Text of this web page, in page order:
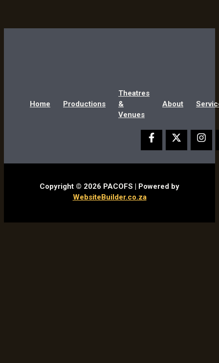
Home Productions
Theatres
&
Venues
About
Copyright © 2026 PACOFS | Powered by
WebsiteBuilder.co.za